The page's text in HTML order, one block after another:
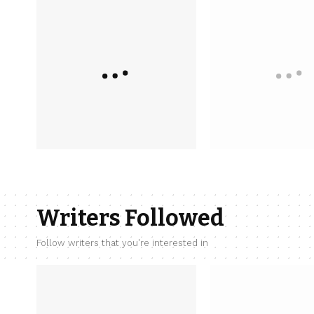
Writers Followed
Follow writers that you're interested in